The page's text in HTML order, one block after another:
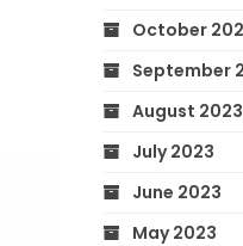
October
September
August 2023
July 2023
June 2023
May 2023